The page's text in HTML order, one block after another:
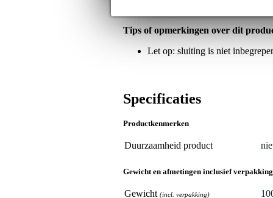
Tips of opmerkingen over dit
Let op: sluiting is niet
Specificaties
Productkenmerken
Duurzaamheid product
Gewicht en afmetingen inclusief verpakking
Gewicht (incl. verpakking)